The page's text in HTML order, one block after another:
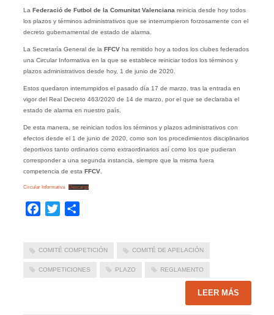
La Federació de Futbol de la Comunitat Valencianareinicia desde hoy todos
los plazos y términos administrativos que se interrumpieron forzosamente con el
decreto gubernamental de estado de alarma.
La Secretaría General de la FFCVha remitido hoy a todos los clubes federados
una Circular Informativa en la que se establece reiniciar todos los términos y
plazos administrativos desde hoy, 1 de junio de 2020.
Estos quedaron interrumpidos el pasado día 17 de marzo, tras la entrada en
vigor del Real Decreto 463/2020 de 14 de marzo, por el que se declaraba el
estado de alarma en nuestro país.
De esta manera, se reinician todos los términos y plazos administrativos con
efectos desde el 1 de junio de 2020, como son los procedimientos disciplinarios
deportivos tanto ordinarios como extraordinarios así como los que pudieran
corresponder a una segunda instancia, siempre que la misma fuera
competencia de esta FFCV.
Circular Informativa Descarga
Facebook
Twitter
COMITÉ COMPETICIÓN COMITÉ DE APELACIÓN
COMPETICIONES PLAZO REGLAMENTO
LEER MÁS